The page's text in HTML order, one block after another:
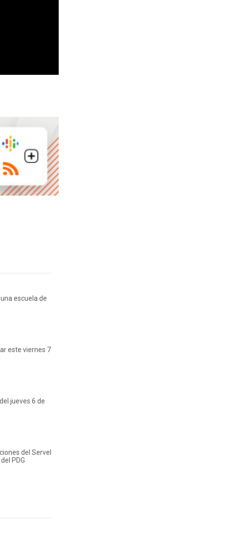
escuela de
este viernes 7
jueves 6 de
del Servel
PDG